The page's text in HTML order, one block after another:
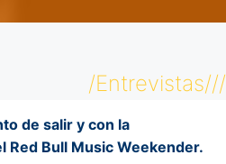
/Entrevistas///
de salir y con la
Red Bull Music Weekender.